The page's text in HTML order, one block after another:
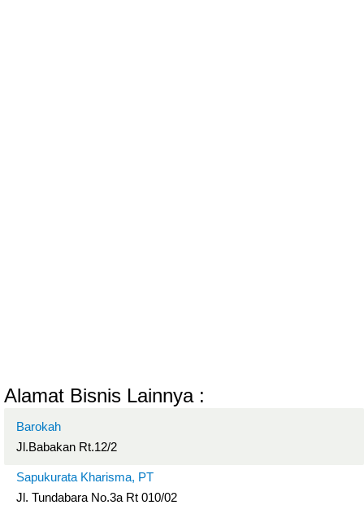
Alamat Bisnis Lainnya :
Barokah
Jl.Babakan Rt.12/2
Sapukurata Kharisma, PT
Jl. Tundabara No.3a Rt 010/02